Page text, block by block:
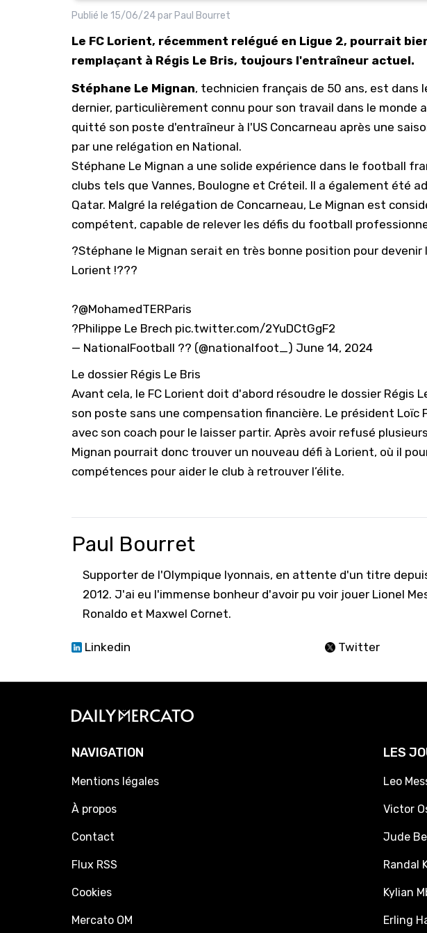
Publié le 15/06/24par Paul Bourret
Le FC Lorient, récemment relégué en Ligue 2, pourrait
remplaçant à Régis Le Bris, toujours l'entraîneur actuel.
Stéphane Le Mignan, technicien français de 50 ans, est dans
dernier, particulièrement connu pour son travail dans le monde
quitté son poste d'entraîneur à l'US Concarneau après une
par une relégation en National.
Stéphane Le Mignan a une solide expérience dans le football
clubs tels que Vannes, Boulogne et Créteil. Il a également été
Qatar. Malgré la relégation de Concarneau, Le Mignan est
compétent, capable de relever les défis du football
?Stéphane le Mignan serait en très bonne position pour devenir
Lorient !???
?️@MohamedTERParis
?Philippe Le Brech pic.twitter.com/2YuDCtGgF2
— NationalFootball ?? (@nationalfoot_) June 14, 2024
Le dossier Régis Le Bris
Avant cela, le FC Lorient doit d'abord résoudre le dossier Régis
son poste sans une compensation financière. Le président Loïc
avec son coach pour le laisser partir. Après avoir refusé
Mignan pourrait donc trouver un nouveau défi à Lorient, où il
compétences pour aider le club à retrouver l’élite.
Paul Bourret
Supporter de l'Olympique lyonnais, en attente d'un titre
2012. J'ai eu l'immense bonheur d'avoir pu voir jouer Lionel
Ronaldo et Maxwel Cornet.
Linkedin Twitter
NAVIGATION
Mentions légales
À propos
Contact
Flux RSS
Cookies
Mercato OM
LES
Leo
Victor
Jude
Randal
Kylian
Erling